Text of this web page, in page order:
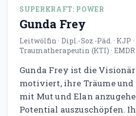
SUPERKRAFT: POWER
Gunda Frey
Leitwölfin · Dipl.-Soz.-Päd. · KJP ·
Traumatherapeutin (KTI) ·
Gunda Frey ist die
motiviert, ihre Träume
mit Mut und Elan
Potential auszuschöpfen.